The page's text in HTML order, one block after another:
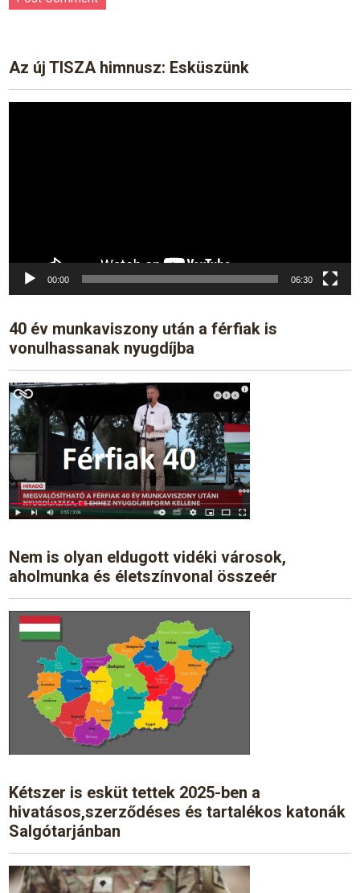
Az új TISZA himnusz: Esküszünk
00:00 06:30
40 év munkaviszony után a férfiak is
vonulhassanak nyugdíjba
Nem is olyan eldugott vidéki városok,
aholmunka és életszínvonal összeér
Kétszer is esküt tettek 2025-ben a
hivatásos,szerződéses és tartalékos katonák
Salgótarjánban